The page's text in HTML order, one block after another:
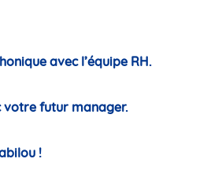
avec l’équipe RH.
votre futur manager.
!